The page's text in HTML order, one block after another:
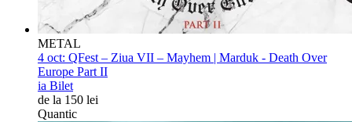
METAL
4 oct: QFest – Ziua VII – Mayhem | Marduk - Death Over
Europe Part II
ia Bilet
de la 150 lei
Quantic